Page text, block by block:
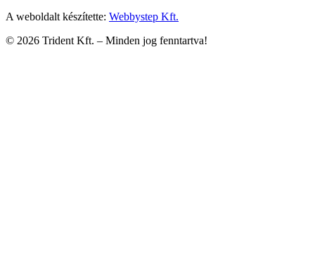
A weboldalt készítette: Webbystep Kft.
© 2026 Trident Kft. – Minden jog fenntartva!